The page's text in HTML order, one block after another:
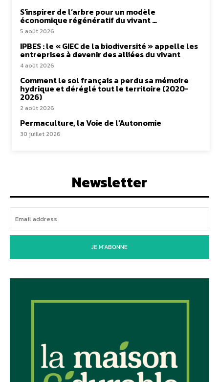
S’inspirer de l’arbre pour un modèle
économique régénératif du vivant …
5 août 2026
IPBES : le « GIEC de la biodiversité » appelle les
entreprises à devenir des alliées du vivant
4 août 2026
Comment le sol français a perdu sa mémoire
hydrique et déréglé tout le territoire (2020-
2026)
2 août 2026
Permaculture, la Voie de l’Autonomie
30 juillet 2026
Newsletter
JE M'ABONNE